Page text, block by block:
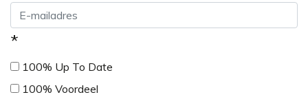
*
100% Up To Date
100% Voordeel